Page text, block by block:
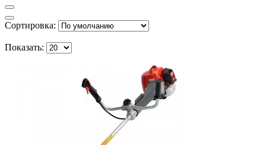
Сортировка:
Показать: